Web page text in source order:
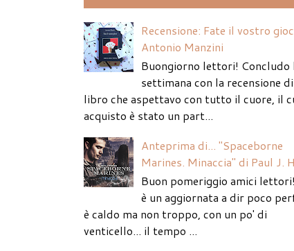
Recensione: Fate il vostro
Antonio Manzini
Buongiorno lettori! Concludo
settimana con la recensione
libro che aspettavo con tutto il cuore, il
acquisto è stato un part...
Anteprima di... "Spaceborne
Marines. Minaccia" di Paul J.
Buon pomeriggio amici
è un aggiornata a dir poco
è caldo ma non troppo, con un po' di
venticello... il tempo ...